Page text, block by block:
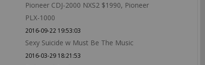
Pioneer CDJ-2000 NXS2 $1990, Pioneer
PLX-1000
2016-09-22 19:53:03
Sexy Suicide w Must Be The Music
2016-03-29 18:21:53